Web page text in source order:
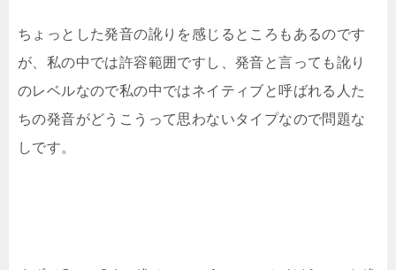
ちょっとした発音の訛りを感じるところもあるのです
が、私の中では許容範囲ですし、発音と言っても訛り
のレベルなので私の中ではネイティブと呼ばれる人た
ちの発音がどうこうって思わないタイプなので問題な
しです。